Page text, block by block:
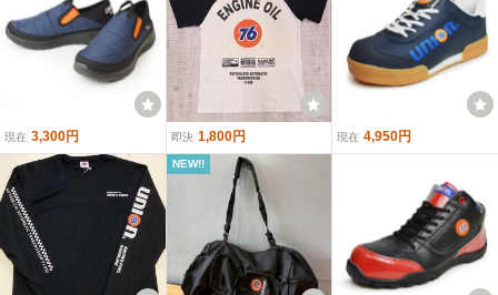
現在 3,300円 即決 1,800円 現在 4,950円
NEW!!